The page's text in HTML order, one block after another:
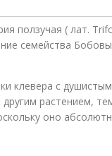
ползучая ( лат.
семейства
клевера с
другим растением,
оно